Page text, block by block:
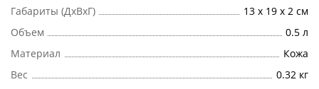
Габариты (ДхВхГ)
13 x 19 x 2 см
Объем
0.5 л
Материал
Кожа
Вес
0.32 кг